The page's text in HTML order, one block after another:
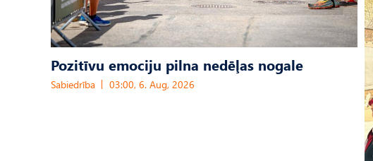
Pozitīvu emociju pilna nedēļas nogale
Sabiedrība 03:00, 6. Aug, 2026